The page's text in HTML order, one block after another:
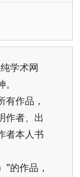
学术网
作品，
作者、出
者本人书
”的作品，